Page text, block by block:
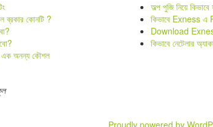
ব্রকার কোনটি ?
অনন্য কৌশল
অল্প পুজি নিয়ে
কিভাবে Exness
Download
কিভাবে নেটেলার
Proudly powered by